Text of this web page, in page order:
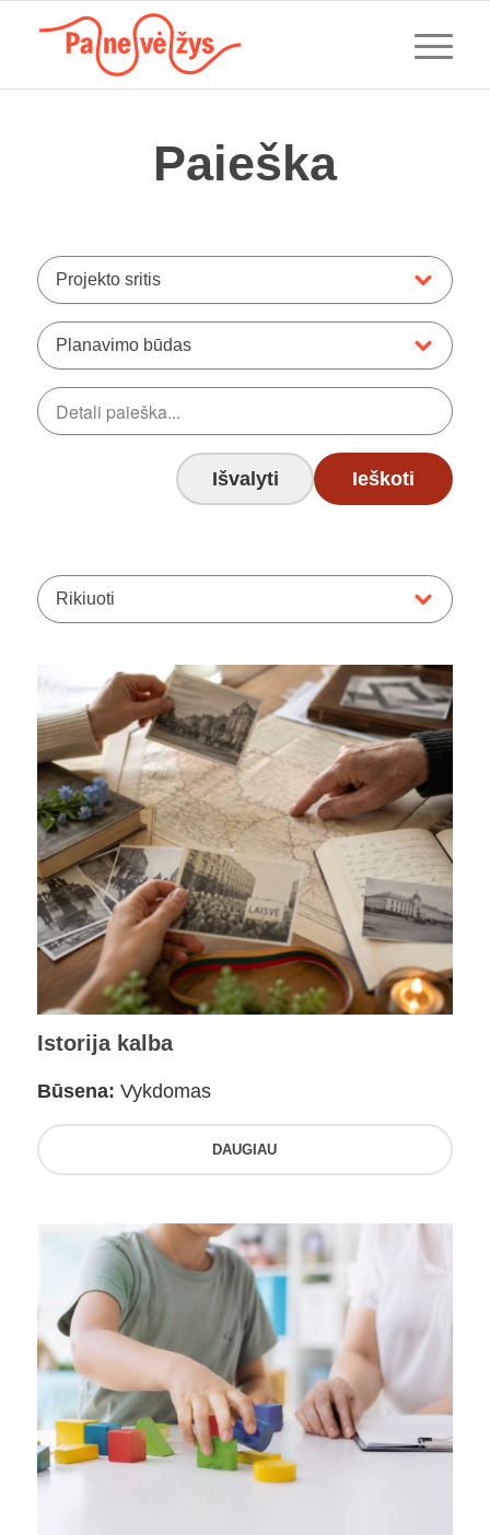
Paieška
Projekto sritis
Planavimo būdas
Išvalyti Ieškoti
Rikiuoti
Istorija kalba
Būsena: Vykdomas
DAUGIAU